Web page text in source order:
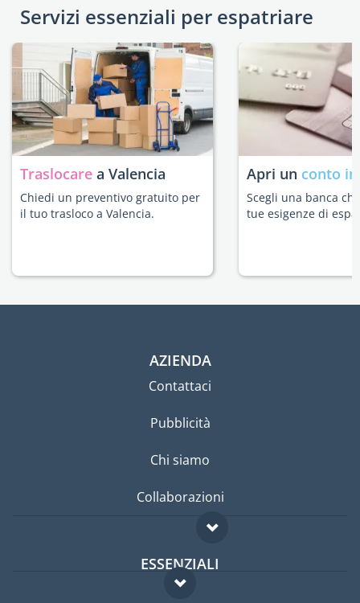
Servizi essenziali per espatriare
Traslocare a Valencia
Chiedi un preventivo gratuito per
il tuo trasloco a Valencia.
Apri un conto
Scegli una banca
tue esigenze di
AZIENDA
Contattaci
Pubblicità
Chi siamo
Collaborazioni
ESSENZIALI
Forum per expat